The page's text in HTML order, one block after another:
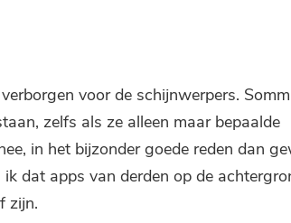
voor de schijnwerpers.
zelfs als ze alleen maar bepaalde
in het bijzonder goede reden dan
dat apps van derden op de
zijn.